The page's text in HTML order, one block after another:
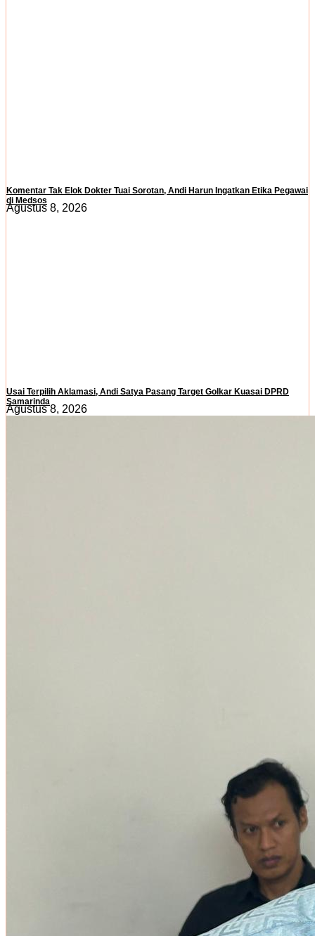
Komentar Tak Elok Dokter Tuai Sorotan, Andi Harun Ingatkan Etika Pegawai
di Medsos
Agustus 8, 2026
Usai Terpilih Aklamasi, Andi Satya Pasang Target Golkar Kuasai DPRD
Samarinda
Agustus 8, 2026